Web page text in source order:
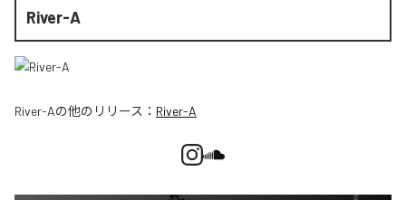
River-A
River-Aの他のリリース： River-A